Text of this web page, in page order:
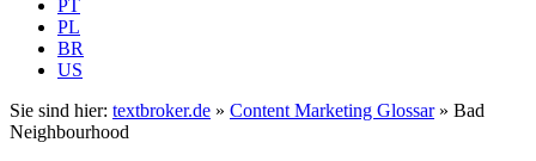
PT
PL
BR
US
Sie sind hier: textbroker.de » Content Marketing Glossar» Bad
Neighbourhood